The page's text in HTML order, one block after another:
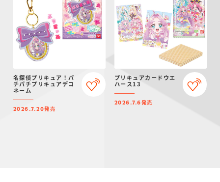
名探偵プリキュア！パ
チパチプリキュアデコ
ネーム
2026.7.20発売
プリキュアカードウエ
ハース13
2026.7.6発売